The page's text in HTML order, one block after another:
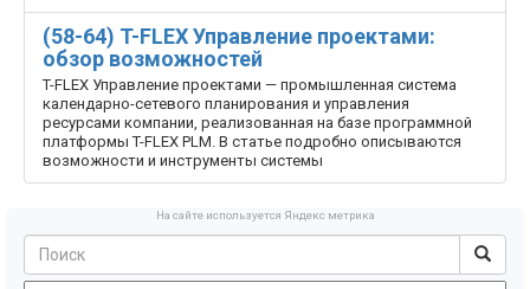
(58-64) T-FLEX Управление проектами:
обзор возможностей
T-FLEX Управление проектами — промышленная система
календарно-сетевого планирования и управления
ресурсами компании, реализованная на базе программной
платформы T-FLEX PLM. В статье подробно описываются
возможности и инструменты системы
На сайте используется Яндекс метрика